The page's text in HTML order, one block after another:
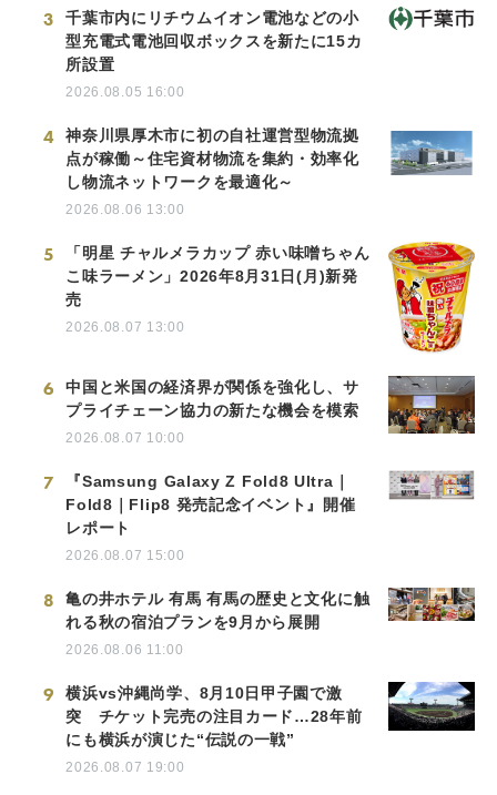
3
千葉市内にリチウムイオン電池などの小
型充電式電池回収ボックスを新たに15カ
所設置
2026.08.05 16:00
4
神奈川県厚木市に初の自社運営型物流拠
点が稼働～住宅資材物流を集約・効率化
し物流ネットワークを最適化～
2026.08.06 13:00
5
「明星 チャルメラカップ 赤い味噌ちゃん
こ味ラーメン」2026年8月31日(月)新発
売
2026.08.07 13:00
6
中国と米国の経済界が関係を強化し、サ
プライチェーン協力の新たな機会を模索
2026.08.07 10:00
7
『Samsung Galaxy Z Fold8 Ultra｜
Fold8｜Flip8 発売記念イベント』開催
レポート
2026.08.07 15:00
8
亀の井ホテル 有馬 有馬の歴史と文化に触
れる秋の宿泊プランを9月から展開
2026.08.06 11:00
9
横浜vs沖縄尚学、8月10日甲子園で激
突 チケット完売の注目カード…28年前
にも横浜が演じた“伝説の一戦”
2026.08.07 19:00